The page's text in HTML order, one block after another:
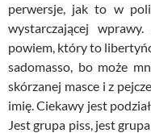
perwersje, jak to w
wystarczającej
powiem, który to
sadomasso, bo może
skórzanej masce i z
imię. Ciekawy jest
Jest grupa piss, jest